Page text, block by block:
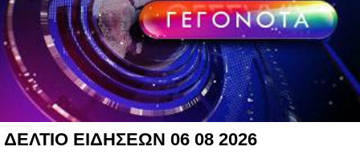
ΔΕΛΤΙΟ ΕΙΔΗΣΕΩΝ 06 08 2026